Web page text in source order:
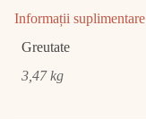
E2295
Informații suplimentare
Greutate
3,47 kg